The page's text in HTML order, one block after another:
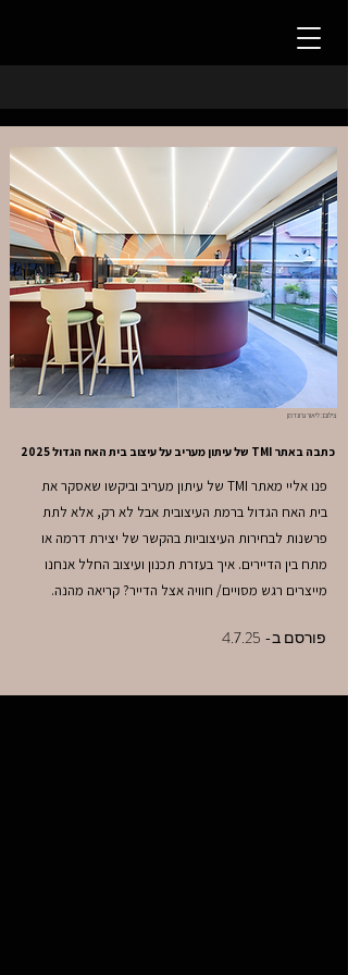
צילום: ליאור גרונדמן
של עיתון מעריב על עיצוב בית האח הגדול 2025 TMI כתבה באתר
פנו אליי מאתר TMI של עיתון מעריב וביקשו שאסקר את
בית האח הגדול ברמת העיצובית אבל לא רק, אלא לתת
פרשנות לבחירות העיצוביות בהקשר של יצירת דרמה או
מתח בין הדיירים. איך בעזרת תכנון ועיצוב החלל אנחנו
מייצרים רגש מסויים/ חוויה אצל הדייר? קריאה מהנה.
פורסם ב- 4.7.25